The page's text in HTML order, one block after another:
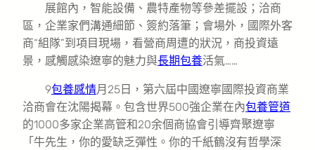
展館內，智能設備、農特產物等參差擺設；洽商
區，企業家們溝通細節、簽約落筆；會場外，國際外客
商“組隊”到項目現場，看營商周遭的狀況，商投資遠
景，感觸感染遼寧的魅力與長期包養活氣……
9包養感情月25日，第六屆中國遼寧國際投資商業
洽商會在沈陽揭幕。包含世界500強企業在內包養管道
的1000多家企業高管和20余個商協會引導齊聚遼寧
「牛先生，你的愛缺乏彈性。你的千紙鶴沒有哲學深